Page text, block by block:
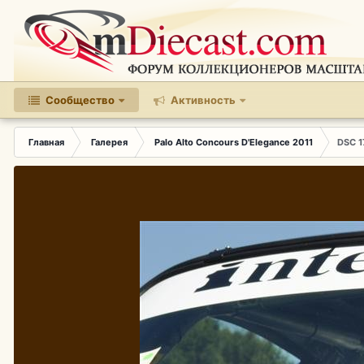
Сообщество Активность
Главная Галерея Palo Alto Concours D'Elegance 2011 DSC